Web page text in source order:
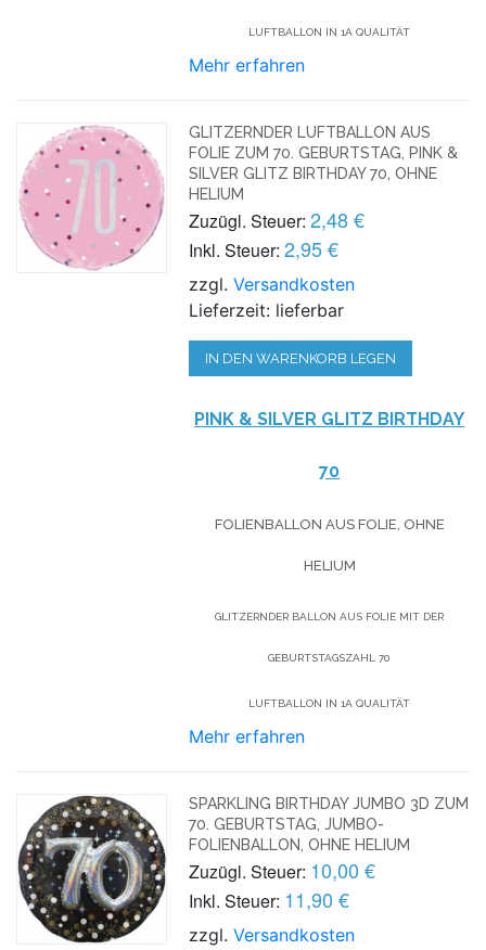
LUFTBALLON IN 1A QUALITÄT
Mehr erfahren
GLITZERNDER LUFTBALLON AUS
FOLIE ZUM 70. GEBURTSTAG, PINK &
SILVER GLITZ BIRTHDAY 70, OHNE
HELIUM
Zuzügl. Steuer: 2,48 €
Inkl. Steuer: 2,95 €
zzgl.Versandkosten
Lieferzeit: lieferbar
IN DEN WARENKORB LEGEN
PINK & SILVER GLITZ BIRTHDAY
70
FOLIENBALLON AUS FOLIE, OHNE
HELIUM
GLITZERNDER BALLON AUS FOLIE MIT DER
GEBURTSTAGSZAHL 70
LUFTBALLON IN 1A QUALITÄT
Mehr erfahren
SPARKLING BIRTHDAY JUMBO 3D ZUM
70. GEBURTSTAG, JUMBO-
FOLIENBALLON, OHNE HELIUM
Zuzügl. Steuer: 10,00 €
Inkl. Steuer: 11,90 €
zzgl.Versandkosten